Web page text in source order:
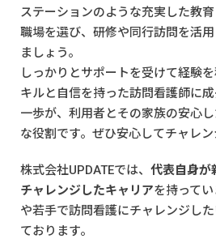
ステーションのような充実した教
職場を選び、研修や同行訪問を活
ましょう。
しっかりとサポートを受けて経験
キルと自信を持った訪問看護師に
一歩が、利用者とその家族の安心
な役割です。ぜひ安心してチャレン
株式会社UPDATEでは、 代表自身が
チャレンジしたキャリアを持って
や若手で訪問看護にチャレンジし
ております。